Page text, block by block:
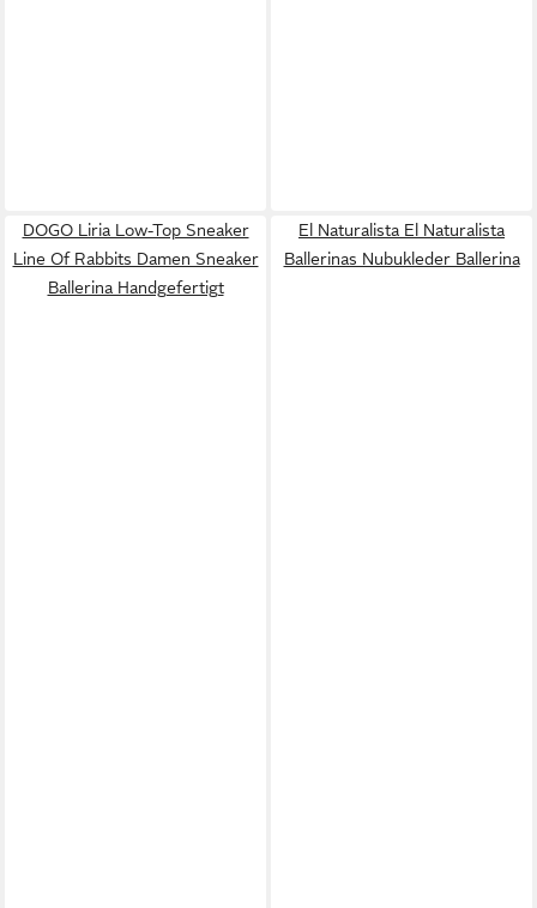
DOGO Liria Low-Top Sneaker
Line Of Rabbits Damen Sneaker
Ballerina Handgefertigt
El Naturalista El Naturalista
Ballerinas Nubukleder Ballerina